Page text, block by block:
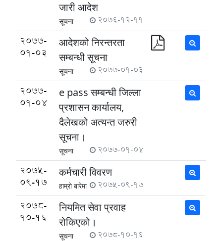
जारी आदेश
सूचना 2076-12-11
2077-
01-03
आदेशको निरन्तरता
सम्बन्धी सूचना
सूचना 2077-01-03
2077-
01-04
e pass सम्बन्धी जिल्ला
प्रशासन कार्यालय,
दैलेखको अत्यन्त जरुरी
सूचना।
सूचना 2077-01-04
2075-
09-17
कर्मचारी विवरण
हाम्राे बारेमा 2075-09-17
2078-
10-16
नियमित सेवा प्रवाह
रोकिएको।
सूचना 2078-10-16